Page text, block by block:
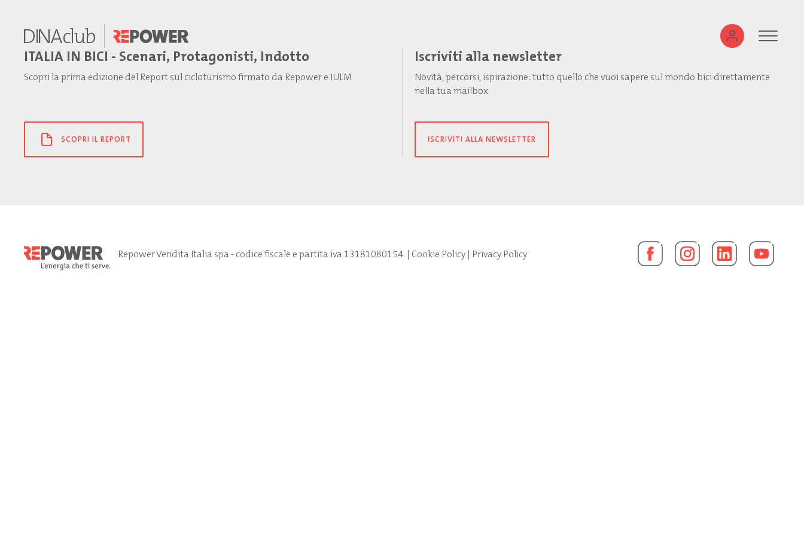
ITALIA IN BICI - Scenari, Protagonisti, Indotto
Scopri la prima edizione del Report sul cicloturismo firmato da Repower e IULM
SCOPRI IL REPORT
Iscriviti alla newsletter
Novità, percorsi, ispirazione: tutto quello che vuoi sapere sul mondo bici direttamente
nella tua mailbox.
ISCRIVITI ALLA NEWSLETTER
Repower Vendita Italia spa - codice fiscale e partita iva 13181080154| Cookie Policy| Privacy Policy